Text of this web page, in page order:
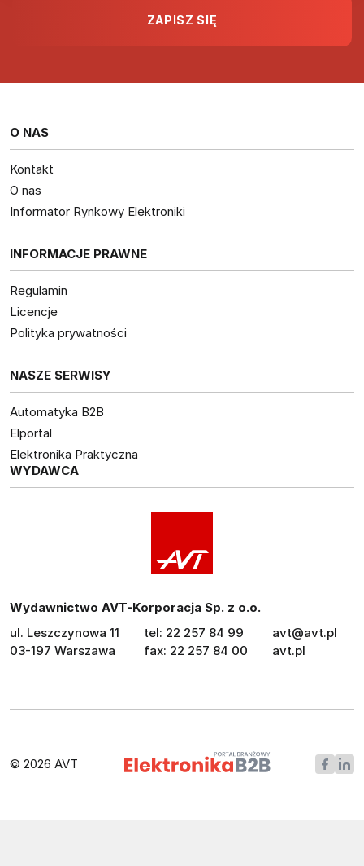
O NAS
Kontakt
O nas
Informator Rynkowy Elektroniki
INFORMACJE PRAWNE
Regulamin
Licencje
Polityka prywatności
NASZE SERWISY
Automatyka B2B
Elportal
Elektronika Praktyczna
WYDAWCA
Wydawnictwo AVT-Korporacja Sp. z o.o.
ul. Leszczynowa 11
03-197 Warszawa
tel: 22 257 84 99
fax: 22 257 84 00
avt@avt.pl
avt.pl
© 2026 AVT